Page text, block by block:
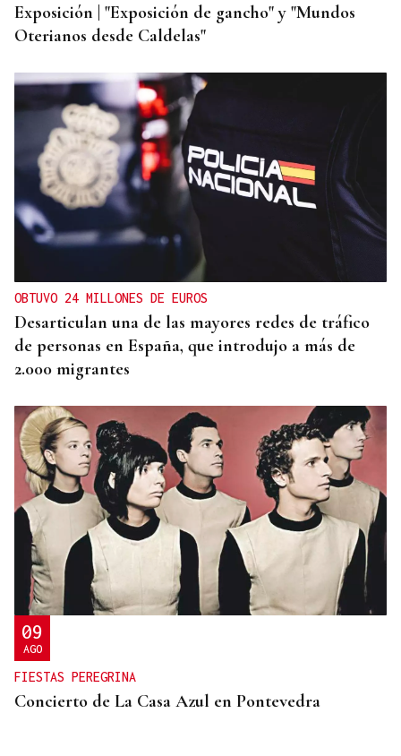
Exposición | "Exposición de gancho" y "Mundos
Oterianos desde Caldelas"
OBTUVO 24 MILLONES DE EUROS
Desarticulan una de las mayores redes de tráfico
de personas en España, que introdujo a más de
2.000 migrantes
09
AGO
FIESTAS PEREGRINA
Concierto de La Casa Azul en Pontevedra